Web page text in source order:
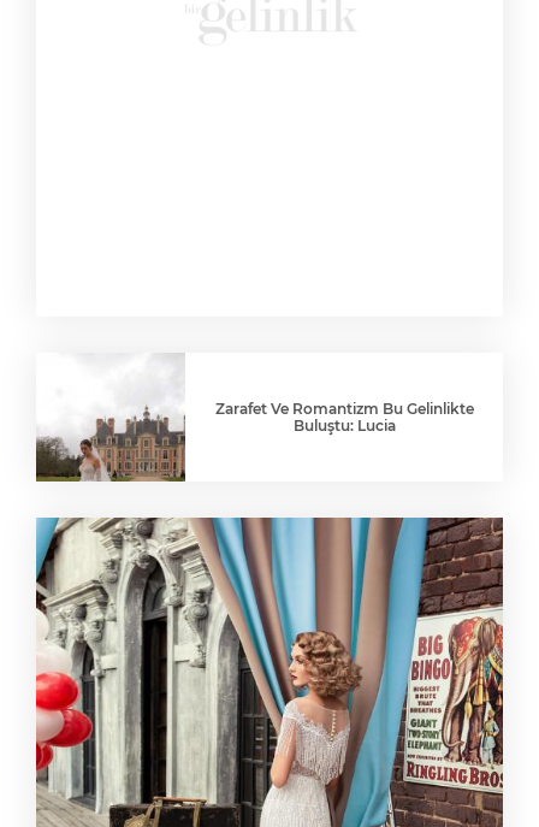
Zarafet Ve Romantizm Bu Gelinlikte
Buluştu: Lucia